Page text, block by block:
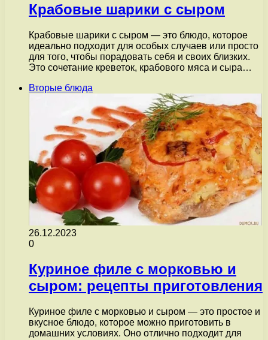
Крабовые шарики с сыром
Крабовые шарики с сыром — это блюдо, которое
идеально подходит для особых случаев или просто
для того, чтобы порадовать себя и своих близких.
Это сочетание креветок, крабового мяса и сыра…
Вторые блюда
26.12.2023
0
Куриное филе с морковью и
сыром: рецепты приготовления
Куриное филе с морковью и сыром — это простое и
вкусное блюдо, которое можно приготовить в
домашних условиях. Оно отлично подходит для